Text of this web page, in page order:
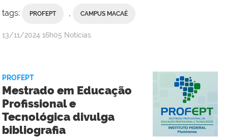
tags: PROFEPT CAMPUS MACAÉ
por
Campus
Macaé
publicado
13/11/2024 16h05 Notícias
PROFEPT
Mestrado em Educação
Profissional e
Tecnológica divulga
bibliografia